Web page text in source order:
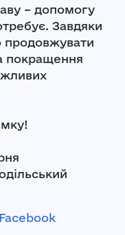
– допомогу
Завдяки
продовжувати
покращення